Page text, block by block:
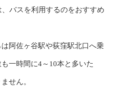
バスを利用するのをおすすめ
阿佐ヶ谷駅や荻窪駅北口へ乗
一時間に4～10本と多いた
せん。